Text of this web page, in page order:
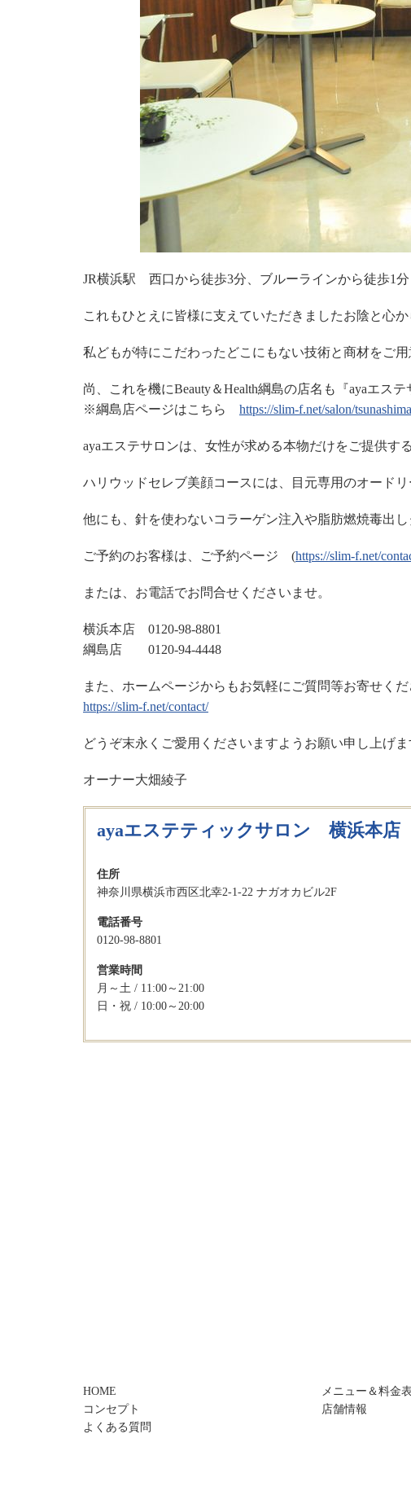
JR横浜駅 西口から徒歩3分、ブルーラインから徒歩1分
これもひとえに皆様に支えていただきましたお陰と心か
私どもが特にこだわったどこにもない技術と商材をご
尚、これを機にBeauty＆Health綱島の店名も『ayaエス
※綱島店ページはこちら https://slim-f.net/salon/tsunashima
ayaエステサロンは、女性が求める本物だけをご提供す
ハリウッドセレブ美顔コースには、目元専用のオード
他にも、針を使わないコラーゲン注入や脂肪燃焼毒出
ご予約のお客様は、ご予約ページ (https://slim-f.net/
または、お電話でお問合せくださいませ。
横浜本店 0120-98-8801
綱島店 0120-94-4448
また、ホームページからもお気軽にご質問等お寄せくだ
https://slim-f.net/contact/
どうぞ末永くご愛用くださいますようお願い申し上げま
オーナー大畑綾子
ayaエステティックサロン 横浜本店
住所
神奈川県横浜市西区北幸2-1-22 ナガオカビル2F
電話番号
0120-98-8801
営業時間
月～土 / 11:00～21:00
日・祝 / 10:00～20:00
HOME
コンセプト
よくある質問
メニュー＆料金表
店舗情報